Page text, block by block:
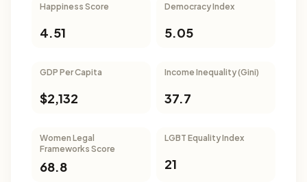
Happiness Score
4.51
Democracy Index
5.05
GDP Per Capita
$2,132
Income Inequality (Gini)
37.7
Women Legal
Frameworks Score
68.8
LGBT Equality Index
21